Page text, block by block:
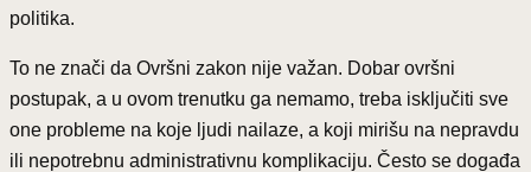
politika.
To ne znači da Ovršni zakon nije važan. Dobar ovršni
postupak, a u ovom trenutku ga nemamo, treba isključiti sve
one probleme na koje ljudi nailaze, a koji mirišu na nepravdu
ili nepotrebnu administrativnu komplikaciju. Često se događa